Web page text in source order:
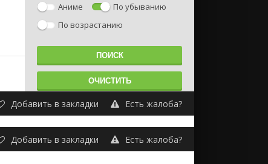
Аниме
По убыванию
По возрастанию
Добавить в закладки Есть жалоба?
Добавить в закладки Есть жалоба?